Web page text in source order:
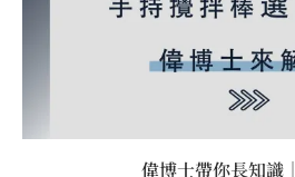
偉博士帶你長知識